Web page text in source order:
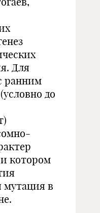
Для
ранним
до
котором
мутация в